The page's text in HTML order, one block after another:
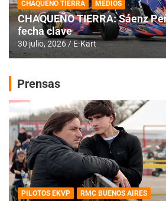
CHAQUEÑO TIERRA MEDIOS
CHAQUEÑO TIERRA: Sáenz
fecha clave
30 julio, 2026 E-Kart
Prensas
PILOTOS EKVP RMC BUENOS AIRES